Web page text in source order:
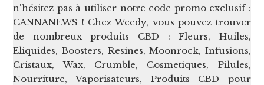
n'hésitez pas à utiliser notre code promo exclusif :
CANNANEWS ! Chez Weedy, vous pouvez trouver
de nombreux produits CBD : Fleurs, Huiles,
Eliquides, Boosters, Resines, Moonrock, Infusions,
Cristaux, Wax, Crumble, Cosmetiques, Pilules,
Nourriture, Vaporisateurs, Produits CBD pour